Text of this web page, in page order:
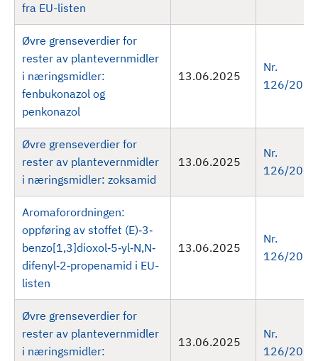
fra EU-listen
Øvre grenseverdier for
rester av plantevernmidler
i næringsmidler:
fenbukonazol og
penkonazol
13.06.2025
Nr.
126/2025
Øvre grenseverdier for
rester av plantevernmidler
i næringsmidler: zoksamid
13.06.2025
Nr.
126/2025
Aromaforordningen:
oppføring av stoffet (E)‐3‐
benzo[1,3]dioxol‐5‐yl‐N,N‐
difenyl‐2‐propenamid i EU-
listen
13.06.2025
Nr.
126/2025
Øvre grenseverdier for
rester av plantevernmidler
i næringsmidler:
13.06.2025
Nr.
126/2025